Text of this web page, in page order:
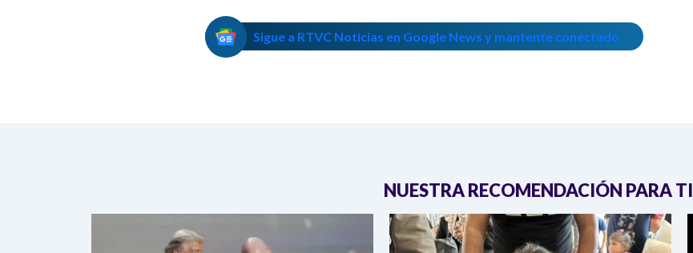
Sigue a RTVC Noticias en Google News y mantente conectado
NUESTRA RECOMENDACIÓN PARA TI